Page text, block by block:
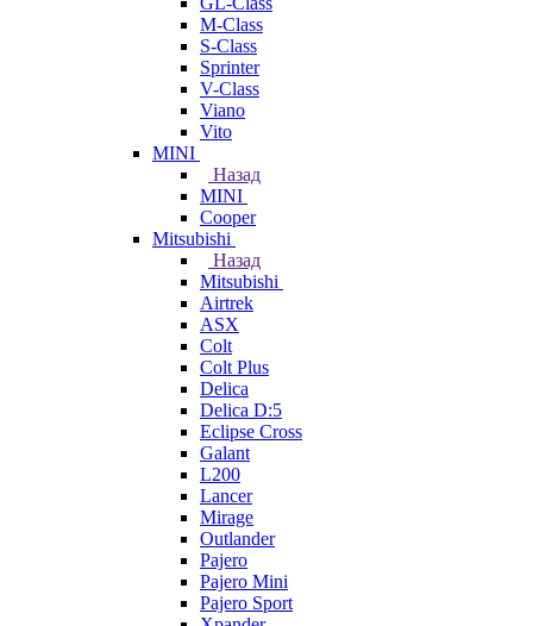
M-Class
S-Class
Sprinter
V-Class
Viano
Vito
MINI
Назад
MINI
Cooper
Mitsubishi
Назад
Mitsubishi
Airtrek
ASX
Colt
Colt Plus
Delica
Delica D:5
Eclipse Cross
Galant
L200
Lancer
Mirage
Outlander
Pajero
Pajero Mini
Pajero Sport